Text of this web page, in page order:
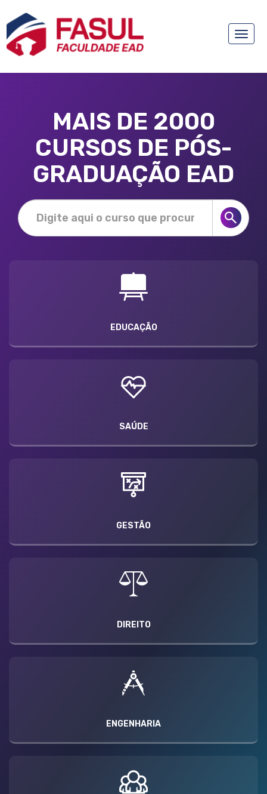
Toggle
MAIS DE 2000
CURSOS DE PÓS-
GRADUAÇÃO EAD
EDUCAÇÃO
SAÚDE
GESTÃO
DIREITO
ENGENHARIA